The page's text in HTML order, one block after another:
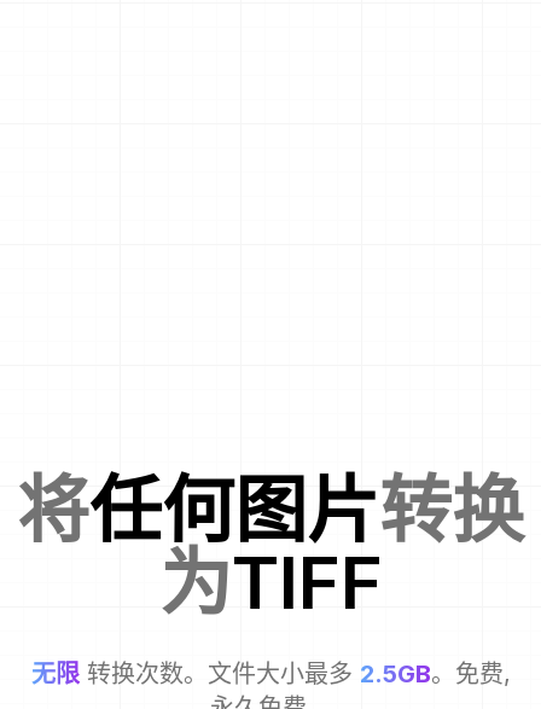
将任何图片转换
为TIFF
无限 转换次数。文件大小最多 2.5GB。免费,